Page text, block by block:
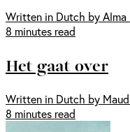
Written in Dutch by Alma
8 minutes read
Het gaat over
Written in Dutch by
8 minutes read